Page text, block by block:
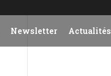
Newsletter Actualités